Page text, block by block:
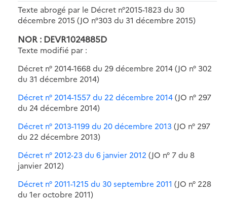
Texte abrogé par le Décret n°2015-1823 du 30
décembre 2015 (JO n°303 du 31 décembre 2015)
NOR : DEVR1024885D
Texte modifié par :
Décret n° 2014-1668 du 29 décembre 2014 (JO n° 302
du 31 décembre 2014)
Décret n° 2014-1557 du 22 décembre 2014(JO n° 297
du 24 décembre 2014)
Décret n° 2013-1199 du 20 décembre 2013 (JO n° 297
du 22 décembre 2013)
Décret n° 2012-23 du 6 janvier 2012 (JO n° 7 du 8
janvier 2012)
Décret n° 2011-1215 du 30 septembre 2011 (JO n° 228
du 1er octobre 2011)